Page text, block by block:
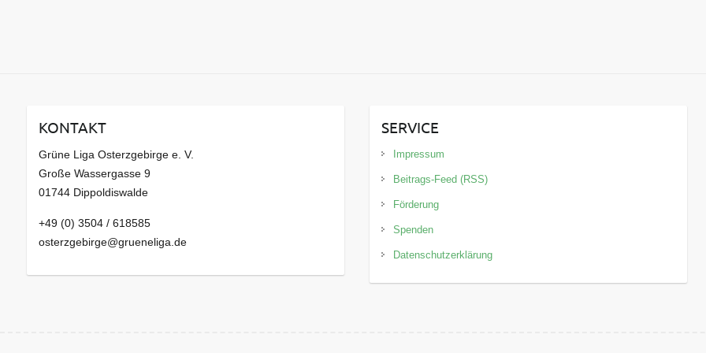
KONTAKT
Grüne Liga Osterzgebirge e. V.
Große Wassergasse 9
01744 Dippoldiswalde
+49 (0) 3504 / 618585
osterzgebirge@grueneliga.de
SERVICE
Impressum
Beitrags-Feed (RSS)
Förderung
Spenden
Datenschutzerklärung